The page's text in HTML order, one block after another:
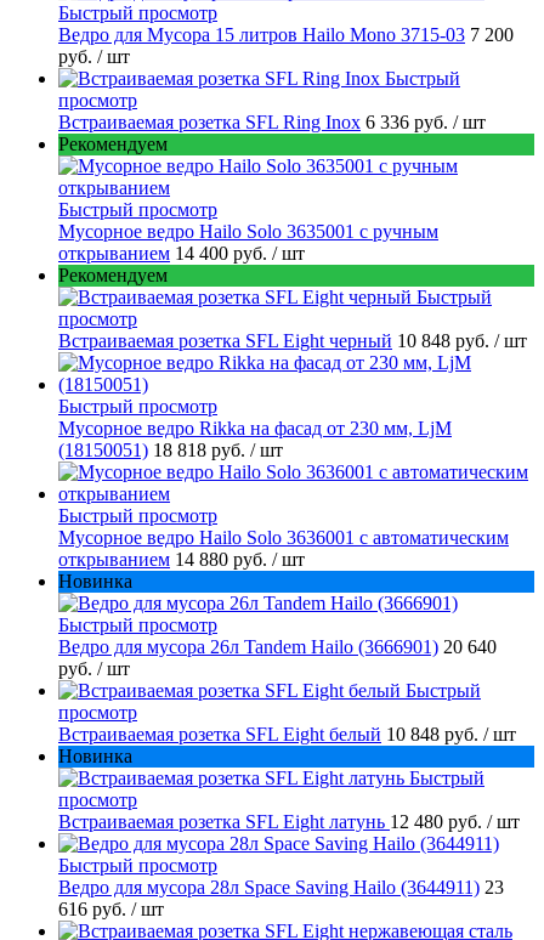
Быстрый просмотр
Ведро для Мусора 15 литров Hailo Mono 3715-03 7 200
руб. / шт
Быстрый
просмотр
Встраиваемая розетка SFL Ring Inox 6 336 руб. / шт
Рекомендуем
Быстрый просмотр
Мусорное ведро Hailo Solo 3635001 c ручным
открыванием 14 400 руб. / шт
Рекомендуем
Быстрый
просмотр
Встраиваемая розетка SFL Eight черный 10 848 руб. / шт
Быстрый просмотр
Мусорное ведро Rikka на фасад от 230 мм, LjM
(18150051) 18 818 руб. / шт
Быстрый просмотр
Мусорное ведро Hailo Solo 3636001 с автоматическим
открыванием 14 880 руб. / шт
Новинка
Быстрый просмотр
Ведро для мусора 26л Tandem Hailo (3666901) 20 640
руб. / шт
Быстрый
просмотр
Встраиваемая розетка SFL Eight белый 10 848 руб. / шт
Новинка
Быстрый
просмотр
Встраиваемая розетка SFL Eight латунь 12 480 руб. / шт
Быстрый просмотр
Ведро для мусора 28л Space Saving Hailo (3644911) 23
616 руб. / шт